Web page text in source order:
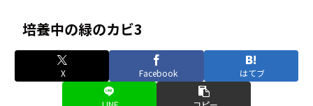
培養中の緑のカビ3
X Facebook はてブ